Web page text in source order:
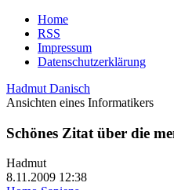
Home
RSS
Impressum
Datenschutzerklärung
Hadmut Danisch
Ansichten eines Informatikers
Schönes Zitat über die
Hadmut
8.11.2009 12:38